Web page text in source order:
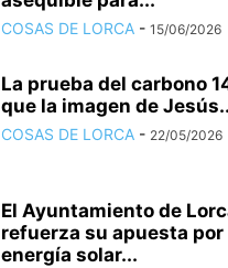
COSAS DE LORCA - 15/06/2026
La prueba del carbono
que la imagen de
COSAS DE LORCA - 22/05/2026
El Ayuntamiento de
refuerza su apuesta por
energía solar...